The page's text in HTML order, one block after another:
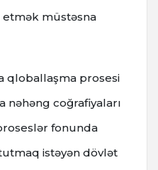
etmək müstəsna
qloballaşma prosesi
nəhəng coğrafiyaları
fonunda
istəyən dövlət